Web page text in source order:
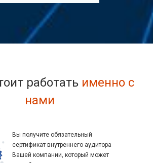
работать именно с
нами
Вы получите обязательный
сертификат внутреннего аудитора
Вашей компании, который может